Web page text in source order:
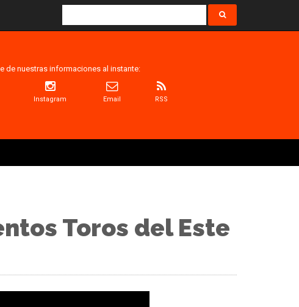
de nuestras informaciones al instante:
Instagram Email RSS
Toros del Este